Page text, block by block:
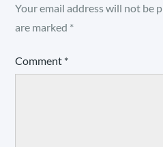
Your email address will not be
are marked *
Comment *